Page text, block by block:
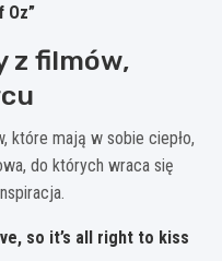
Oz”
z filmów,
które mają w sobie ciepło,
do których wraca się
so it’s all right to kiss